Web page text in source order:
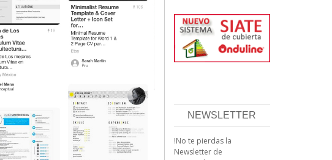
NEWSLETTER
!No te pierdas la
Newsletter de